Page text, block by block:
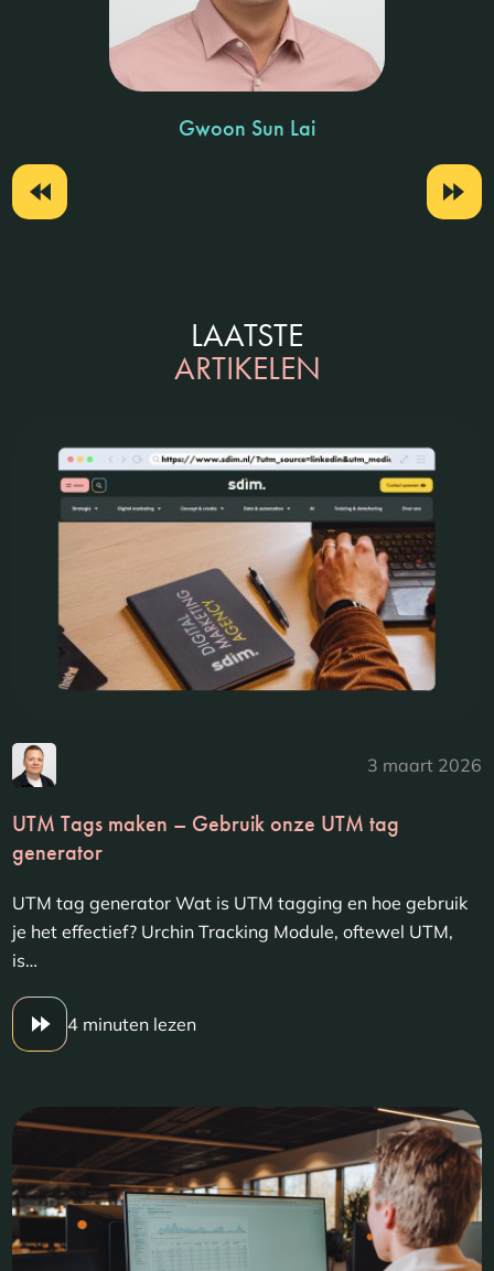
Gwoon Sun Lai
LAATSTE
ARTIKELEN
3 maart 2026
UTM Tags maken – Gebruik onze UTM tag
generator
UTM tag generator Wat is UTM tagging en hoe gebruik
je het effectief? Urchin Tracking Module, oftewel UTM,
is…
4 minuten lezen